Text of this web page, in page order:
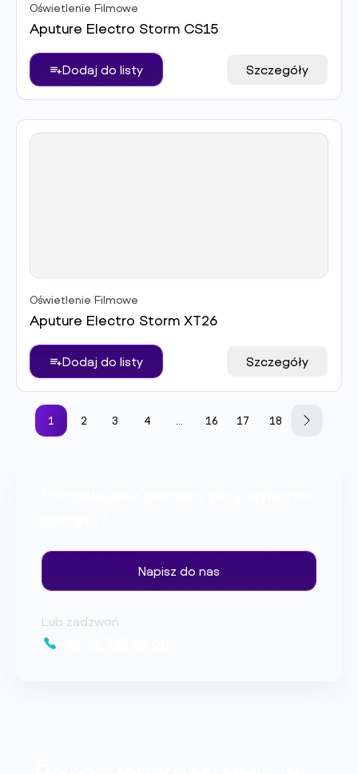
Oświetlenie Filmowe
Aputure Electro Storm CS15
Dodaj do listy Szczegóły
Oświetlenie Filmowe
Aputure Electro Storm XT26
Dodaj do listy Szczegóły
1 2 3 4 16 17 18
Napisz do nas
Lub zadzwoń